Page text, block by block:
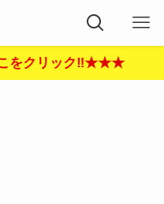
クリック‼︎★★★